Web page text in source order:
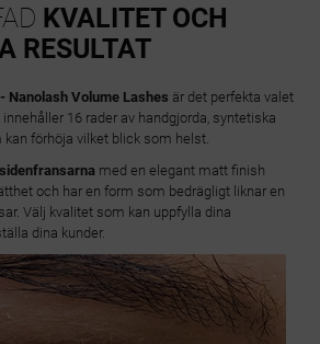
KVALITET OCH
RESULTAT
Nanolash Volume Lashes är det perfekta valet
16 rader av handgjorda, syntetiska
förhöja vilket blick som helst.
sidenfransarna med en elegant matt finish
och har en form som bedrägligt liknar en
Välj kvalitet som kan uppfylla dina
dina kunder.